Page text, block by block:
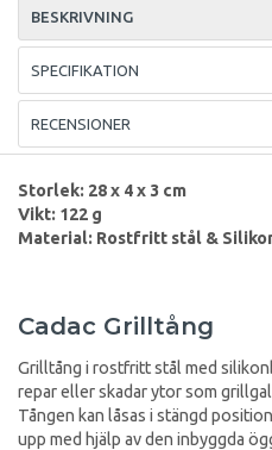
BESKRIVNING
SPECIFIKATION
RECENSIONER
Storlek: 28 x 4 x 3 cm
Vikt: 122 g
Material: Rostfritt stål &
Cadac Grilltång
Grilltång i rostfritt stål med
repar eller skadar ytor som
Tången kan låsas i stängd
upp med hjälp av den inbyggda